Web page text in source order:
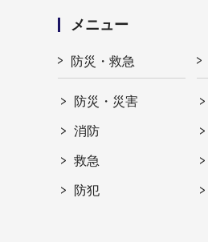
メニュー
防災・救急
防災・災害
消防
救急
防犯